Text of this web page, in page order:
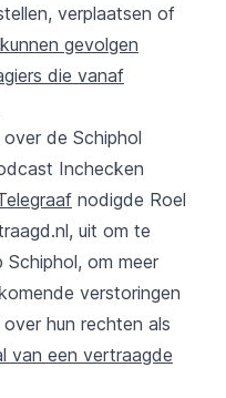
verplaatsen of
gevolgen
die vanaf
de Schiphol
Inchecken
nodigde Roel
uit om te
om meer
verstoringen
hun rechten als
van een vertraagde